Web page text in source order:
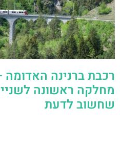
רכבת ברנינה האדומה
מחלקה ראשונה
שחשוב לדעת